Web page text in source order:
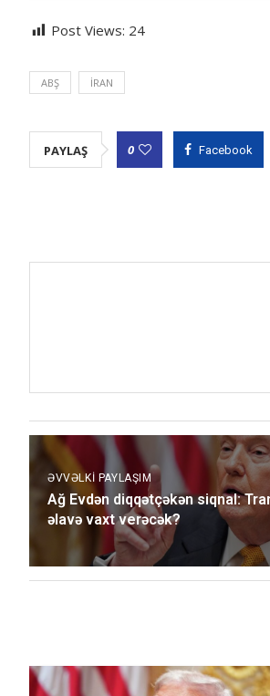
Post Views: 24
ABŞ İRAN
PAYLAŞ 0 Facebook
ƏVVƏLKI PAYLAŞIM
Ağ Evdən diqqətçəkən siqnal:
əlavə vaxt verəcək?